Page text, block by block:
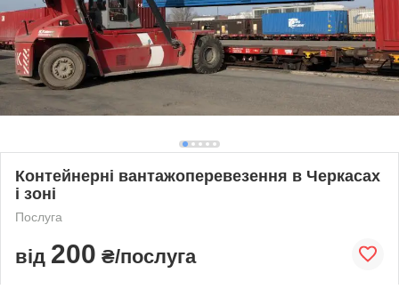
Контейнерні вантажоперевезення в Черкасах
і зоні
Послуга
від 200 ₴/послуга